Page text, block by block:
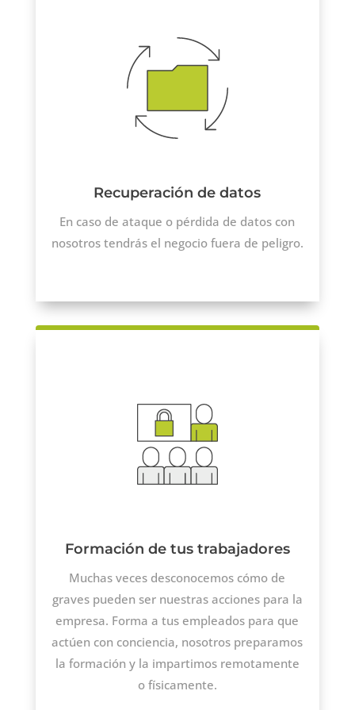
Recuperación de datos
En caso de ataque o pérdida de datos con
nosotros tendrás el negocio fuera de peligro.
Formación de tus trabajadores
Muchas veces desconocemos cómo de
graves pueden ser nuestras acciones para la
empresa. Forma a tus empleados para que
actúen con conciencia, nosotros preparamos
la formación y la impartimos remotamente
o físicamente.